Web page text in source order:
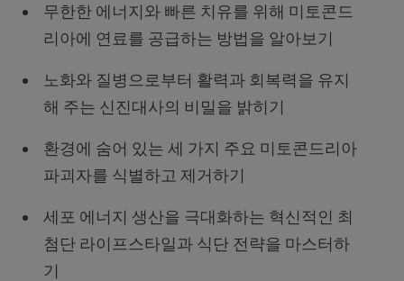
무한한 에너지와 빠른 치유를 위해 미토콘드
리아에 연료를 공급하는 방법을 알아보기
노화와 질병으로부터 활력과 회복력을 유지
해 주는 신진대사의 비밀을 밝히기
환경에 숨어 있는 세 가지 주요 미토콘드리아
파괴자를 식별하고 제거하기
세포 에너지 생산을 극대화하는 혁신적인 최
첨단 라이프스타일과 식단 전략을 마스터하
기